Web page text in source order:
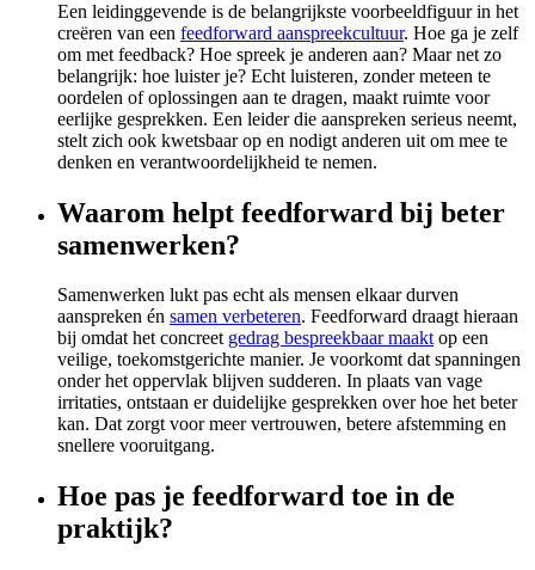
Een leidinggevende is de belangrijkste voorbeeldfiguur in het
creëren van een feedforward aanspreekcultuur. Hoe ga je zelf
om met feedback? Hoe spreek je anderen aan? Maar net zo
belangrijk: hoe luister je? Echt luisteren, zonder meteen te
oordelen of oplossingen aan te dragen, maakt ruimte voor
eerlijke gesprekken. Een leider die aanspreken serieus neemt,
stelt zich ook kwetsbaar op en nodigt anderen uit om mee te
denken en verantwoordelijkheid te nemen.
Waarom helpt feedforward bij beter
samenwerken?
Samenwerken lukt pas echt als mensen elkaar durven
aanspreken én samen verbeteren. Feedforward draagt hieraan
bij omdat het concreet gedrag bespreekbaar maaktop een
veilige, toekomstgerichte manier. Je voorkomt dat spanningen
onder het oppervlak blijven sudderen. In plaats van vage
irritaties, ontstaan er duidelijke gesprekken over hoe het beter
kan. Dat zorgt voor meer vertrouwen, betere afstemming en
snellere vooruitgang.
Hoe pas je feedforward toe in de
praktijk?